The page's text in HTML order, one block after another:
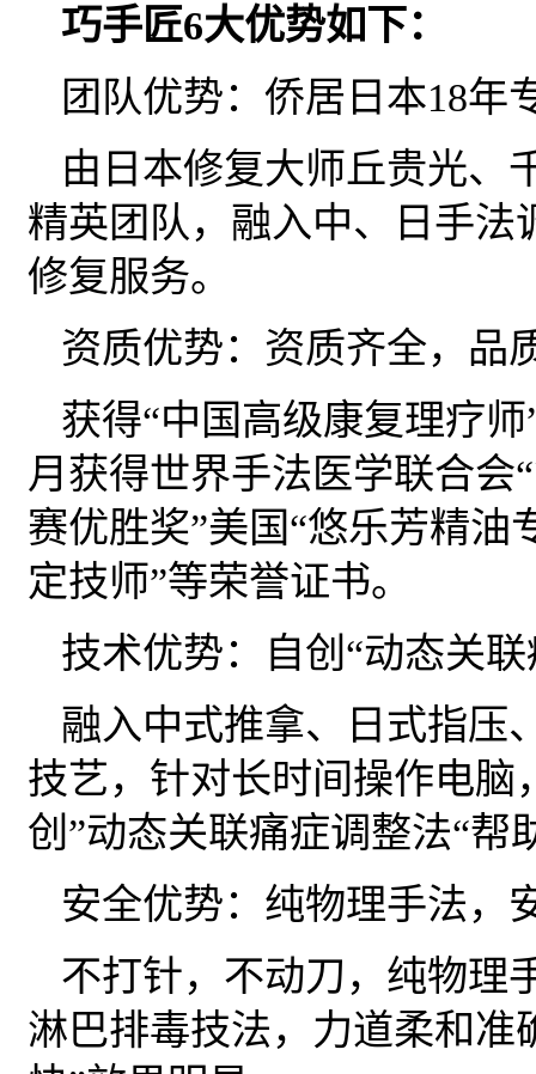
巧手匠6大优势如下：
团队优势：侨居日本18年
由日本修复大师丘贵光、
精英团队，融入中、日手
修复服务。
资质优势：资质齐全，品
获得“中国高级康复理疗
月获得世界手法医学联合会
赛优胜奖”美国“悠乐芳精油
定技师”等荣誉证书。
技术优势：自创“动态关
融入中式推拿、日式指压
技艺，针对长时间操作电
创”动态关联痛症调整法“帮
安全优势：纯物理手法，
不打针，不动刀，纯物理
淋巴排毒技法，力道柔和准